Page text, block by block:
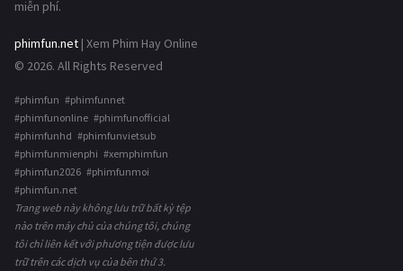
miễn phí.
phimfun.net | Xem Phim Hay Online
© 2026. All Rights Reserved
#phimfun #phimfunnet
#phimfunonline #phimfunofficial
#phimfunhd #phimfunvietsub
#phimfunmienphi #xemphimfun
#phimfun2026 #phimfunmoi
#phimfun.net
Trang web này không lưu trữ bất kỳ tệp
nào trên máy chủ của chúng tôi, chúng
tôi chỉ liên kết với phương tiện được lưu
trữ trên các dịch vụ của bên thứ 3.